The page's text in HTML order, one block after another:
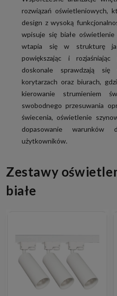
rozwiązań oświetleniowych,
design z wysoką
wpisuje się białe
wtapia się w strukturę
powiększając i
doskonale sprawdzają się
korytarzach oraz biurach,
kierowanie strumieniem
swobodnego przesuwania
świecenia, oświetlenie
dopasowanie warunków
użytkowników.
Zestawy
białe